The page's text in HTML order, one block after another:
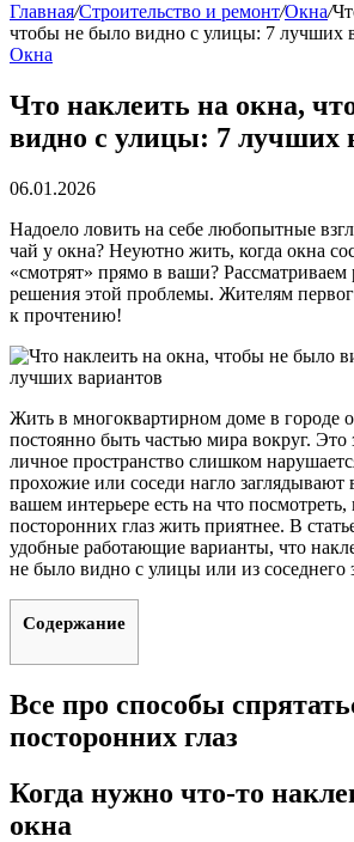
Главная/Строительство и ремонт/Окна/
чтобы не было видно с улицы: 7 лучших
Окна
Что наклеить на окна,
видно с улицы: 7 лучших
06.01.2026
Надоело ловить на себе любопытные
чай у окна? Неуютно жить, когда окна
«‎смотрят» прямо в ваши? Рассматриваем
решения этой проблемы. Жителям
к прочтению!
Жить в многоквартирном доме в городе
постоянно быть частью мира вокруг. Это
личное пространство слишком
прохожие или соседи нагло заглядывают
вашем интерьере есть на что
посторонних глаз жить приятнее. В
удобные работающие варианты, что
не было видно с улицы или из соседнего
Содержание
Все про способы
посторонних глаз
Когда нужно что-то
окна